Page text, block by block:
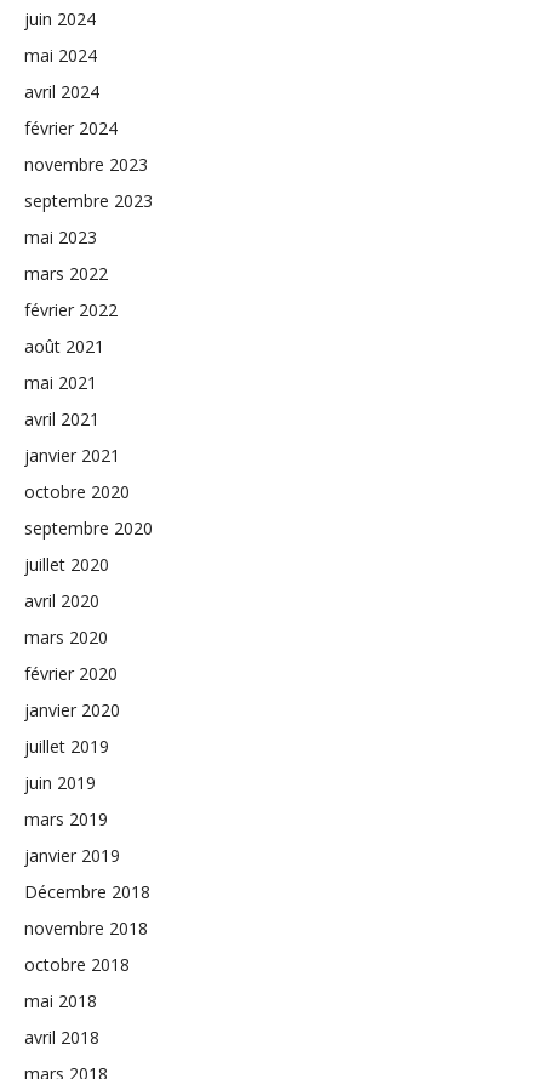
juin 2024
mai 2024
avril 2024
février 2024
novembre 2023
septembre 2023
mai 2023
mars 2022
février 2022
août 2021
mai 2021
avril 2021
janvier 2021
octobre 2020
septembre 2020
juillet 2020
avril 2020
mars 2020
février 2020
janvier 2020
juillet 2019
juin 2019
mars 2019
janvier 2019
Décembre 2018
novembre 2018
octobre 2018
mai 2018
avril 2018
mars 2018